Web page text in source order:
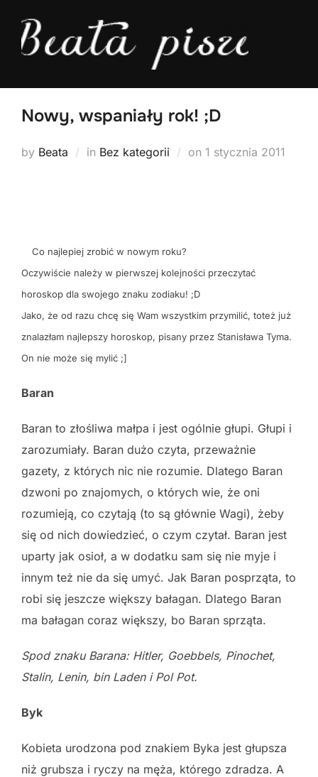
content
Nowy, wspaniały rok! ;D
by Beata in Bez kategorii on Posted
1 stycznia 2011
Co najlepiej zrobić w nowym roku?
Oczywiście należy w pierwszej kolejności przeczytać
horoskop dla swojego znaku zodiaku! ;D
Jako, że od razu chcę się Wam wszystkim przymilić, toteż już
znalazłam najlepszy horoskop, pisany przez Stanisława Tyma.
On nie może się mylić ;]
Baran
Baran to złośliwa małpa i jest ogólnie głupi. Głupi i
zarozumiały. Baran dużo czyta, przeważnie
gazety, z których nic nie rozumie. Dlatego Baran
dzwoni po znajomych, o których wie, że oni
rozumieją, co czytają (to są głównie Wagi), żeby
się od nich dowiedzieć, o czym czytał. Baran jest
uparty jak osioł, a w dodatku sam się nie myje i
innym też nie da się umyć. Jak Baran posprząta, to
robi się jeszcze większy bałagan. Dlatego Baran
ma bałagan coraz większy, bo Baran sprząta.
Spod znaku Barana: Hitler, Goebbels, Pinochet,
Stalin, Lenin, bin Laden iPol Pot.
Byk
Kobieta urodzona pod znakiem Byka jest głupsza
niż grubsza i ryczy na męża, którego zdradza. A